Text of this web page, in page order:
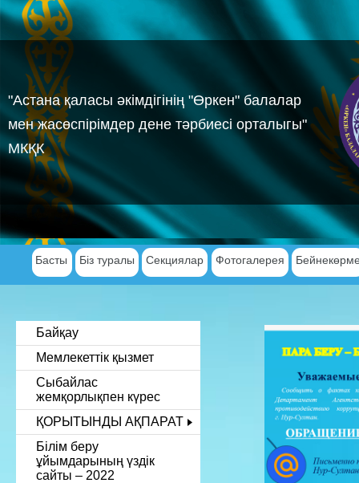
"Астана қаласы әкімдігінің "Өркен" балалар
мен жасөспірімдер дене тәрбиесі орталыгы"
МКҚК
Басты Біз туралы Секциялар Фотогалерея
Байқау
Мемлекеттік қызмет
Сыбайлас
жемқорлықпен күрес
ҚОРЫТЫНДЫ АҚПАРАТ
Білім беру
ұйымдарының үздік
сайты – 2022